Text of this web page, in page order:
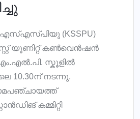
(KSSPU)
യൂണിറ്റ് കൺവെൻഷൻ
സ്കൂളിൽ
10.30ന് നടന്നു.
കമ്മിറ്റി